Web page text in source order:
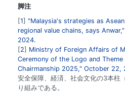
脚注
1
"Malaysia's strategies as
regional value chains, says Anwar,"
2024.
2
Ministry of Foreign Affairs of
Ceremony of the Logo and
Chairmanship 2025," October 22,
安全保障、経済、社会文化の3本柱
り組みである。